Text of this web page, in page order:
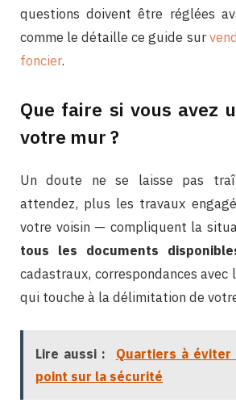
questions doivent être réglées
comme le détaille ce guide sur
foncier.
Que faire si vous avez
votre mur ?
Un doute ne se laisse pas
attendez, plus les travaux
votre voisin — compliquent la
tous les documents
cadastraux, correspondances
qui touche à la délimitation de
Lire aussi :
Quartiers à
point sur la sécurité